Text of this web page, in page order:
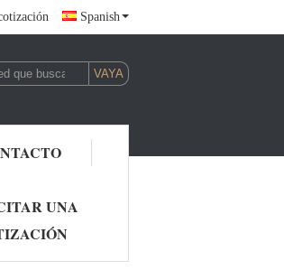
Spanish
UNA
lenta/presión